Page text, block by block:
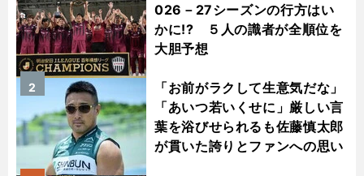
026－27シーズンの行方はい
かに!? ５人の識者が全順位を
大胆予想
「お前がラクして生意気だな」
「あいつ若いくせに」厳しい言
葉を浴びせられるも佐藤慎太郎
が貫いた誇りとファンへの思い
2